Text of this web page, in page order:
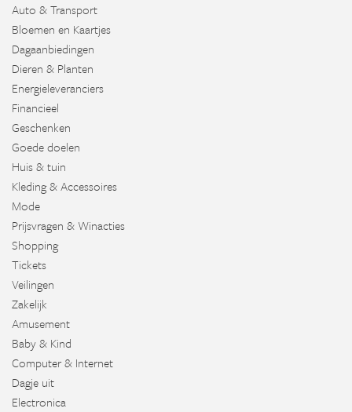
Auto & Transport
Bloemen en Kaartjes
Dagaanbiedingen
Dieren & Planten
Energieleveranciers
Financieel
Geschenken
Goede doelen
Huis & tuin
Kleding & Accessoires
Mode
Prijsvragen & Winacties
Shopping
Tickets
Veilingen
Zakelijk
Amusement
Baby & Kind
Computer & Internet
Dagje uit
Electronica